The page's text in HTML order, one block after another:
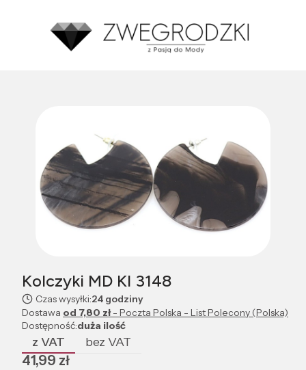
Kolczyki MD KI 3148
Czas wysyłki:24 godziny
Dostawa od 7,80 zł- Poczta Polska - List Polecony (Polska)
Dostępność:duża ilość
z VAT bez VAT
Cena
41,99 zł
Made with GetReview